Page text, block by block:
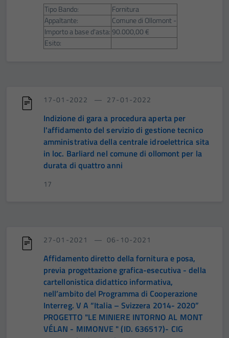
Tipo Bando:
Fornitura
Appaltante:
Comune di Ollomont -
Importo a base d'asta:90.000,00 €
Esito:
17-01-2022 27-01-2022
Indizione di gara a procedura aperta per
l'affidamento del servizio di gestione tecnico
amministrativa della centrale idroelettrica sita
in loc. Barliard nel comune di ollomont per la
durata di quattro anni
17
27-01-2021 06-10-2021
Affidamento diretto della fornitura e posa,
previa progettazione grafica-esecutiva - della
cartellonistica didattico informativa,
nell’ambito del Programma di Cooperazione
Interreg. V A “Italia – Svizzera 2014- 2020”
PROGETTO "LE MINIERE INTORNO AL MONT
VÉLAN - MIMONVE " (ID. 636517)- CIG